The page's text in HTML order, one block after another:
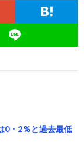
0・2％と過去最低